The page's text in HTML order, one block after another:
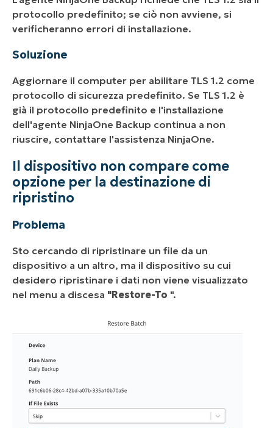
protocollo predefinito; se ciò non avviene, si
verificheranno errori di installazione.
Soluzione
Aggiornare il computer per abilitare TLS 1.2 come
protocollo di sicurezza predefinito. Se TLS 1.2 è
già il protocollo predefinito e l'installazione
dell'agente NinjaOne Backup continua a non
riuscire, contattare l'assistenza NinjaOne.
Il dispositivo non compare come
opzione per la destinazione di
ripristino
Problema
Sto cercando di ripristinare un file da un
dispositivo a un altro, ma il dispositivo su cui
desidero ripristinare i dati non viene visualizzato
nel menu a discesa "Restore-To ".